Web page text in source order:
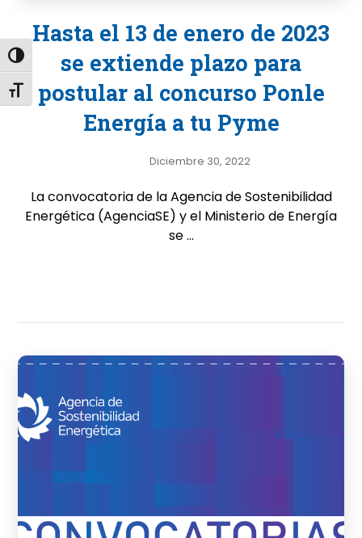
Alternar alto contraste
Alternar tamaño de letra
Hasta el 13 de enero de 2023
se extiende plazo para
postular al concurso Ponle
Energía a tu Pyme
Diciembre 30, 2022
La convocatoria de la Agencia de Sostenibilidad
Energética (AgenciaSE) y el Ministerio de Energía
se ...